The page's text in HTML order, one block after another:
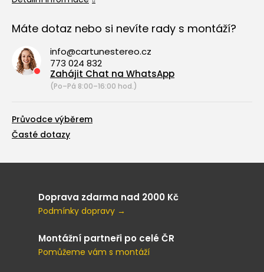
Máte dotaz nebo si nevíte rady s montáží?
info@cartunestereo.cz
773 024 832
Zahájit Chat na WhatsApp
(Po–Pá 8:00–16:00 hod.)
Průvodce výběrem
Časté dotazy
Doprava zdarma nad 2000 Kč
Podmínky dopravy →
Montážní partneři po celé ČR
Pomůžeme vám s montáží